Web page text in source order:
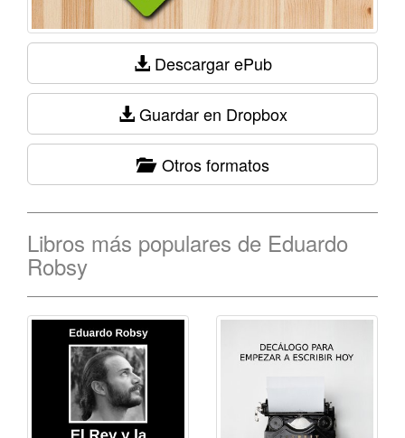
Descargar ePub
Guardar en Dropbox
Otros formatos
Libros más populares de Eduardo
Robsy